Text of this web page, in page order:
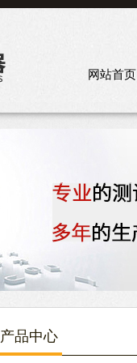
网站首页
产品中心